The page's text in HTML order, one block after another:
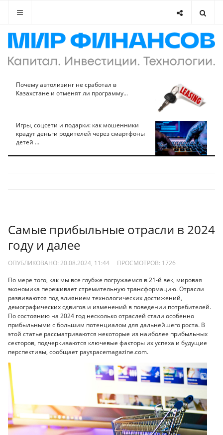
Почему автолизинг не сработал в
Казахстане и отменят ли программу...
Игры, соцсети и подарки: как мошенники
крадут деньги родителей через смартфоны
детей ...
Самые прибыльные отрасли в 2024
году и далее
ОПУБЛИКОВАНО: 20.08.2024, 11:44 ПРОСМОТРОВ: 1726
По мере того, как мы все глубже погружаемся в 21-й век, мировая
экономика переживает стремительную трансформацию. Отрасли
развиваются под влиянием технологических достижений,
демографических сдвигов и изменений в поведении потребителей.
По состоянию на 2024 год несколько отраслей стали особенно
прибыльными с большим потенциалом для дальнейшего роста. В
этой статье рассматриваются некоторые из наиболее прибыльных
секторов, подчеркиваются ключевые факторы их успеха и будущие
перспективы, сообщает payspacemagazine.com.